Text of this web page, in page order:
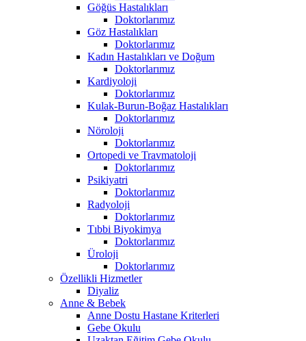
Göğüs Hastalıkları
Doktorlarımız
Göz Hastalıkları
Doktorlarımız
Kadın Hastalıkları ve Doğum
Doktorlarımız
Kardiyoloji
Doktorlarımız
Kulak-Burun-Boğaz Hastalıkları
Doktorlarımız
Nöroloji
Doktorlarımız
Ortopedi ve Travmatoloji
Doktorlarımız
Psikiyatri
Doktorlarımız
Radyoloji
Doktorlarımız
Tıbbi Biyokimya
Doktorlarımız
Üroloji
Doktorlarımız
Özellikli Hizmetler
Diyaliz
Anne & Bebek
Anne Dostu Hastane Kriterleri
Gebe Okulu